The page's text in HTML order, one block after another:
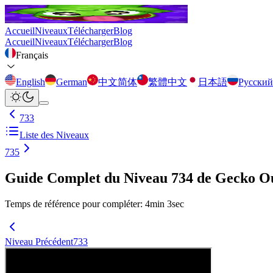
AccueilNiveauxTéléchargerBlog
AccueilNiveauxTéléchargerBlog
Français
English German 中文简体 繁體中文 日本語 Русский
733
Liste des Niveaux
735
Guide Complet du Niveau 734 de Gecko
Temps de référence pour compléter: 4min 3sec
Niveau Précédent733